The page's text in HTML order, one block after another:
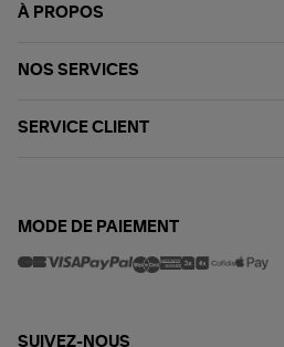
À PROPOS
NOS SERVICES
SERVICE CLIENT
MODE DE PAIEMENT
SUIVEZ-NOUS